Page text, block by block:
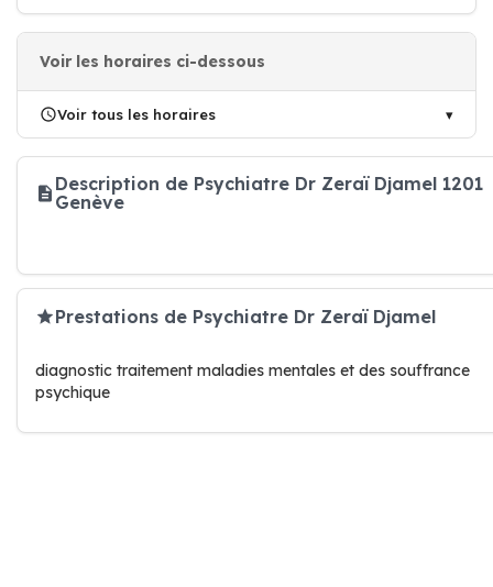
Voir les horaires ci-dessous
Voir tous les horaires
Description de Psychiatre Dr Zeraï Djamel 1201
Genève
Prestations de Psychiatre Dr Zeraï Djamel
diagnostic traitement maladies mentales et des souffrance
psychique